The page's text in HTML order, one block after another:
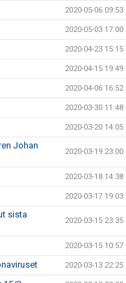
2020-05-06 09:53
2020-05-03 17:00
2020-04-23 15:15
2020-04-15 19:49
2020-04-06 16:52
2020-03-30 11:48
2020-03-20 14:05
Johan
2020-03-19 23:00
2020-03-18 14:38
2020-03-17 19:03
sista
2020-03-15 23:35
2020-03-15 10:57
2020-03-13 22:25